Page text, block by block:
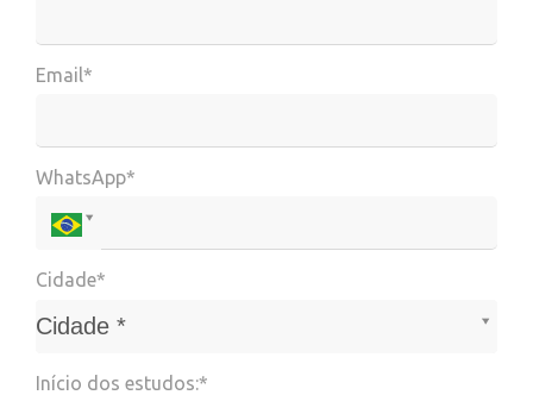
Email*
WhatsApp*
Cidade*
Cidade *
Cidade*
Início dos estudos:*